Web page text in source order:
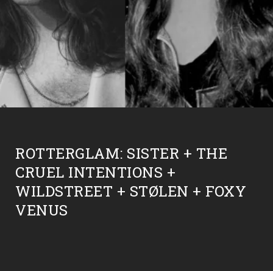
ROTTERGLAM: SISTER + THE
CRUEL INTENTIONS +
WILDSTREET + STØLEN + FOXY
VENUS